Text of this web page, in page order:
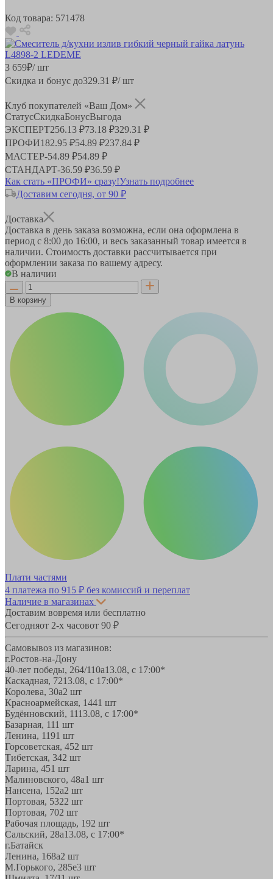
Код товара: 571478
3 659₽/ шт
Скидка и бонус до329.31 ₽/ шт
Клуб покупателей «Ваш Дом»
СтатусСкидкаБонусВыгода
ЭКСПЕРТ256.13 ₽73.18 ₽329.31 ₽
ПРОФИ182.95 ₽54.89 ₽237.84 ₽
МАСТЕР-54.89 ₽54.89 ₽
СТАНДАРТ-36.59 ₽36.59 ₽
Как стать «ПРОФИ» сразу!Узнать подробнее
Доставим сегодня, от 90 ₽
Доставка
Доставка в день заказа возможна, если она оформлена в
период с 8:00 до 16:00, и весь заказанный товар имеется в
наличии. Стоимость доставки рассчитывается при
оформлении заказа по вашему адресу.
В наличии
В корзину
Плати частями
4 платежа по 915 ₽ без комиссий и переплат
Наличие в магазинах
Доставим вовремя или бесплатно
Сегодняот 2-х часовот 90 ₽
Самовывоз из магазинов:
г.Ростов-на-Дону
40-лет победы, 264/110а13.08, с 17:00*
Каскадная, 7213.08, с 17:00*
Королева, 30а2 шт
Красноармейская, 1441 шт
Будённовский, 1113.08, с 17:00*
Базарная, 111 шт
Ленина, 1191 шт
Горсоветская, 452 шт
Тибетская, 342 шт
Ларина, 451 шт
Малиновского, 48а1 шт
Нансена, 152а2 шт
Портовая, 5322 шт
Портовая, 702 шт
Рабочая площадь, 192 шт
Сальский, 28a13.08, с 17:00*
г.Батайск
Ленина, 168а2 шт
М.Горького, 285е3 шт